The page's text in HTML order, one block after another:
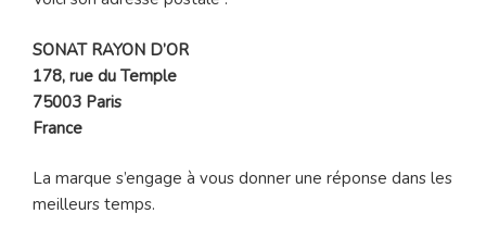
SONAT RAYON D’OR
178, rue du Temple
75003 Paris
France
La marque s’engage à vous donner une réponse dans les
meilleurs temps.